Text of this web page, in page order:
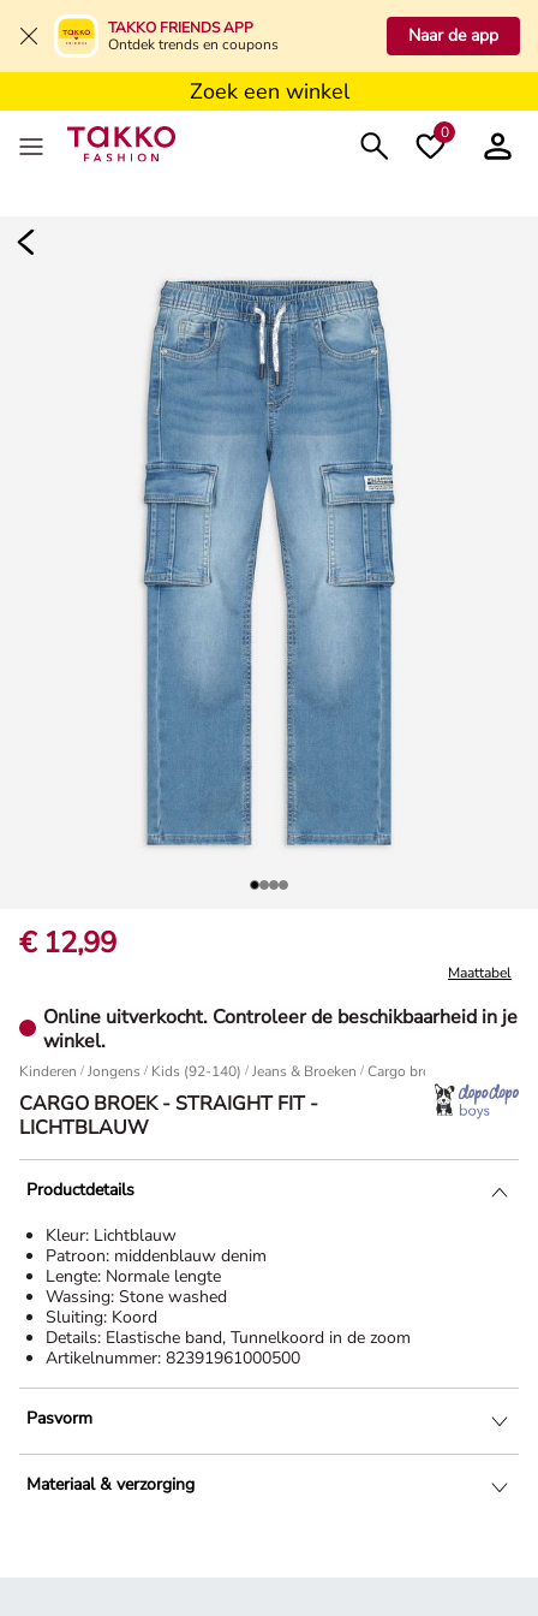
TAKKO FRIENDS APP
Ontdek trends en coupons
Naar de app
Zoek een winkel
Zoek een winkel
0
€ 12,99
Maattabel
Online uitverkocht. Controleer de beschikbaarheid in je
winkel.
Kinderen / Jongens / Kids (92-140) / Jeans & Broeken Cargo broek - Straight fit
CARGO BROEK - STRAIGHT FIT -
LICHTBLAUW
Productdetails
Kleur: Lichtblauw
Patroon: middenblauw denim
Lengte: Normale lengte
Wassing: Stone washed
Sluiting: Koord
Details: Elastische band, Tunnelkoord in de zoom
Artikelnummer: 82391961000500
Pasvorm
Materiaal & verzorging